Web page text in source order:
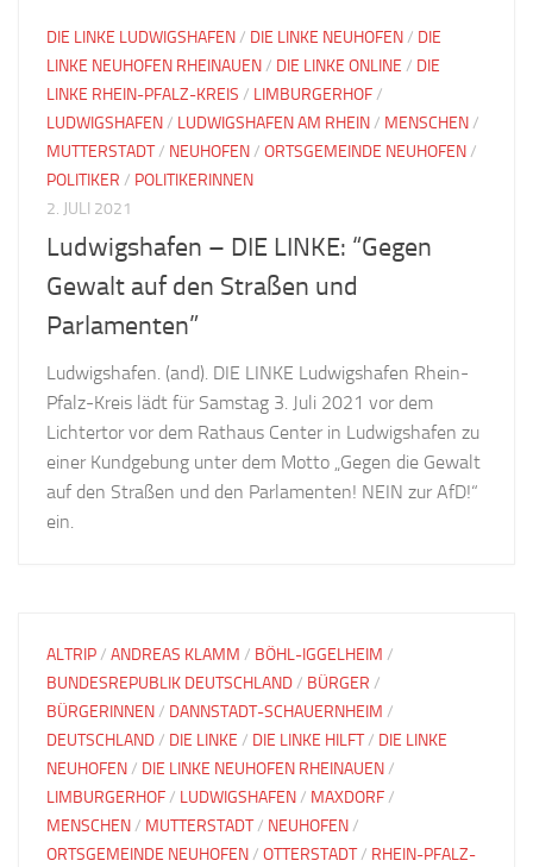
DIE LINKE LUDWIGSHAFEN/ DIE LINKE NEUHOFEN/ DIE
LINKE NEUHOFEN RHEINAUEN/ DIE LINKE ONLINE / DIE
LINKE RHEIN-PFALZ-KREIS / LIMBURGERHOF/
LUDWIGSHAFEN/ LUDWIGSHAFEN AM RHEIN/ MENSCHEN/
MUTTERSTADT/ NEUHOFEN/ ORTSGEMEINDE NEUHOFEN/
POLITIKER / POLITIKERINNEN
2. JULI 2021
Ludwigshafen – DIE LINKE: “Gegen
Gewalt auf den Straßen und
Parlamenten”
Ludwigshafen. (and). DIE LINKE Ludwigshafen Rhein-
Pfalz-Kreis lädt für Samstag 3. Juli 2021 vor dem
Lichtertor vor dem Rathaus Center in Ludwigshafen zu
einer Kundgebung unter dem Motto „Gegen die Gewalt
auf den Straßen und den Parlamenten! NEIN zur AfD!“
ein.
ALTRIP/ ANDREAS KLAMM / BÖHL-IGGELHEIM /
BUNDESREPUBLIK DEUTSCHLAND/ BÜRGER /
BÜRGERINNEN/ DANNSTADT-SCHAUERNHEIM /
DEUTSCHLAND/ DIE LINKE / DIE LINKE HILFT/ DIE LINKE
NEUHOFEN/ DIE LINKE NEUHOFEN RHEINAUEN/
LIMBURGERHOF/ LUDWIGSHAFEN/ MAXDORF/
MENSCHEN/ MUTTERSTADT/ NEUHOFEN/
ORTSGEMEINDE NEUHOFEN/ OTTERSTADT/ RHEIN-PFALZ-